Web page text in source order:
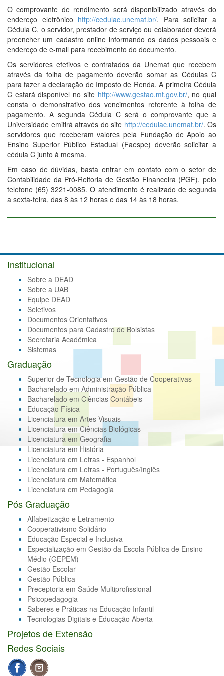
O comprovante de rendimento será disponibilizado através do
endereço eletrônico http://cedulac.unemat.br/. Para solicitar a
Cédula C, o servidor, prestador de serviço ou colaborador deverá
preencher um cadastro online informando os dados pessoais e
endereço de e-mail para recebimento do documento.
Os servidores efetivos e contratados da Unemat que recebem
através da folha de pagamento deverão somar as Cédulas C
para fazer a declaração de Imposto de Renda. A primeira Cédula
C estará disponível no site http://www.gestao.mt.gov.br/, no qual
consta o demonstrativo dos vencimentos referente à folha de
pagamento. A segunda Cédula C será o comprovante que a
Universidade emitirá através do site http://cedulac.unemat.br/. Os
servidores que receberam valores pela Fundação de Apoio ao
Ensino Superior Público Estadual (Faespe) deverão solicitar a
cédula C junto à mesma.
Em caso de dúvidas, basta entrar em contato com o setor de
Contabilidade da Pró-Reitoria de Gestão Financeira (PGF), pelo
telefone (65) 3221-0085. O atendimento é realizado de segunda
a sexta-feira, das 8 às 12 horas e das 14 às 18 horas.
Institucional
Sobre a DEAD
Sobre a UAB
Equipe DEAD
Seletivos
Documentos Orientativos
Documentos para Cadastro de Bolsistas
Secretaria Acadêmica
Sistemas
Graduação
Superior de Tecnologia em Gestão de Cooperativas
Bacharelado em Administração Pública
Bacharelado em Ciências Contábeis
Educação Física
Licenciatura em Artes Visuais
Licenciatura em Ciências Biológicas
Licenciatura em Geografia
Licenciatura em História
Licenciatura em Letras - Espanhol
Licenciatura em Letras - Português/Inglês
Licenciatura em Matemática
Licenciatura em Pedagogia
Pós Graduação
Alfabetização e Letramento
Cooperativismo Solidário
Educação Especial e Inclusiva
Especialização em Gestão da Escola Pública de Ensino
Médio (GEPEM)
Gestão Escolar
Gestão Pública
Preceptoria em Saúde Multiprofissional
Psicopedagogia
Saberes e Práticas na Educação Infantil
Tecnologias Digitais e Educação Aberta
Projetos de Extensão
Redes Sociais